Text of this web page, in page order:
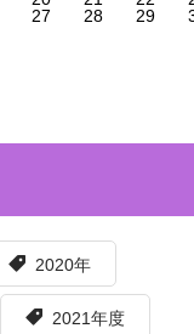
27 28 29
2020年
2021年度